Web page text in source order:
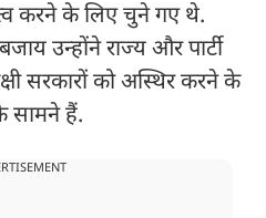
करने के लिए चुने गए थे.
उन्होंने राज्य और पार्टी
सरकारों को अस्थिर करने के
सामने हैं.